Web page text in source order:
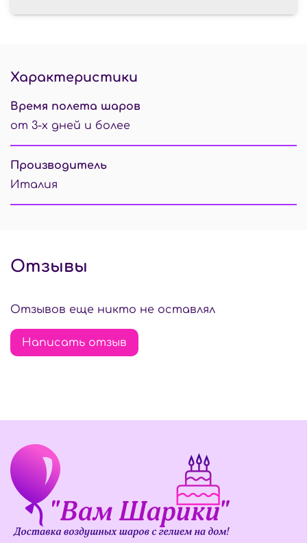
Характеристики
Время полета шаров
от 3-х дней и более
Производитель
Италия
Отзывы
Отзывов еще никто не оставлял
Написать отзыв